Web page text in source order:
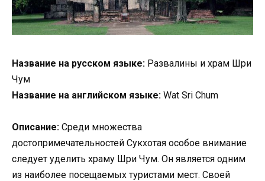
Название на русском языке: Развалины и храм Шри
Чум
Название на английском языке: Wat Sri Chum
Описание: Среди множества
достопримечательностей Сукхотая особое внимание
следует уделить храму Шри Чум. Он является одним
из наиболее посещаемых туристами мест. Своей